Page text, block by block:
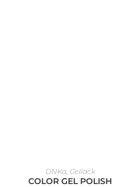
IN DEN WARENKORB
DNKa, Gellack
COLOR GEL POLISH